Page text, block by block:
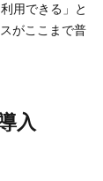
用できる」と
がここまで普
入